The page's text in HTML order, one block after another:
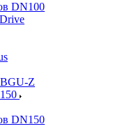
DN100
Z
DN150